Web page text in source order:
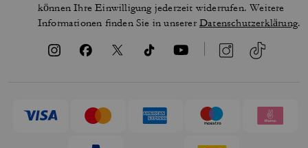
können Ihre Einwilligung jederzeit widerrufen. Weitere
Informationen finden Sie in unsererDatenschutzerklärung.